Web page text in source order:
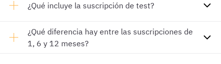
¿Qué incluye la suscripción de test?
¿Qué diferencia hay entre las suscripciones de
1, 6 y 12 meses?